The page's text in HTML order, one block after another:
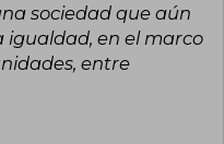
sociedad que aún
igualdad, en el marco
entre